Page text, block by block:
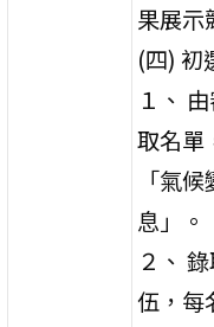
果展示
(四) 初
１、
取名單
「氣
息」。
２、
伍，每